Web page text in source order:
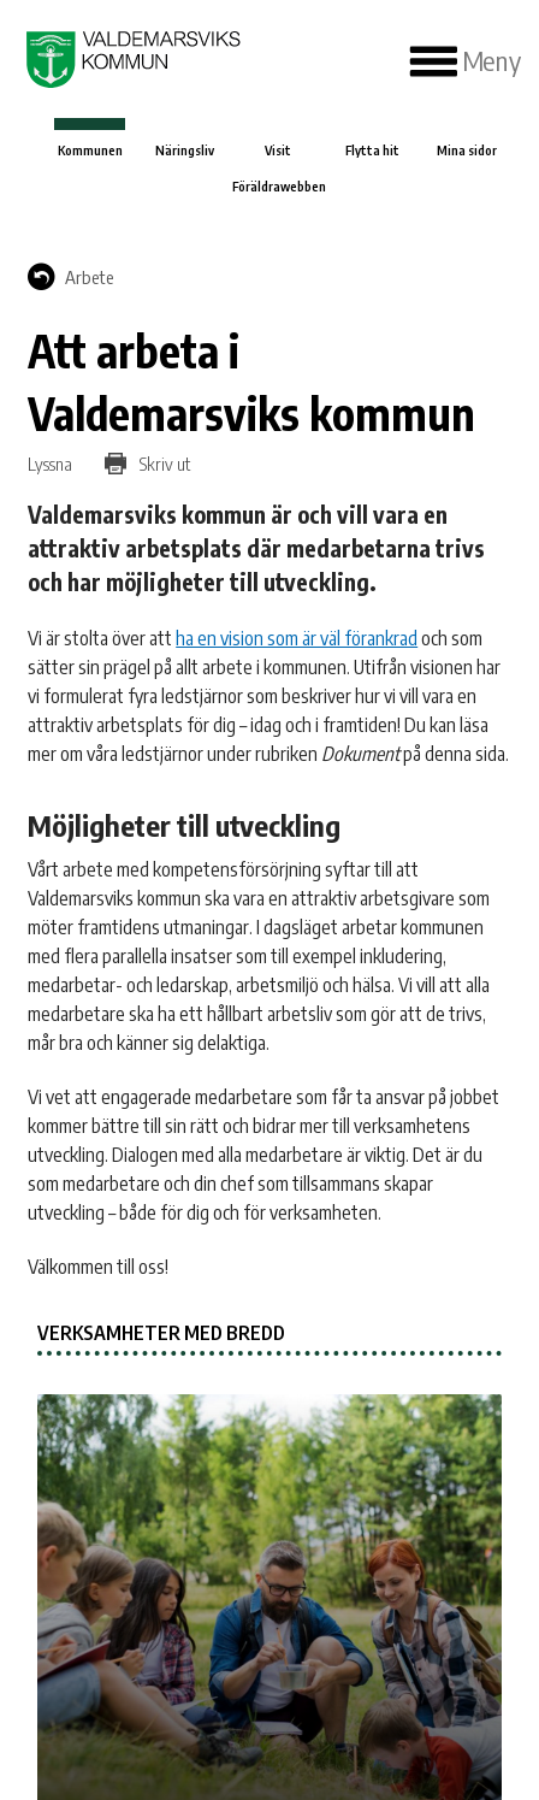
Meny
Kommunen Näringsliv Visit Flytta hit Mina sidor
Föräldrawebben
Arbete
Att arbeta i
Valdemarsviks kommun
Lyssna Skriv ut
Valdemarsviks kommun är och vill vara en
attraktiv arbetsplats där medarbetarna trivs
och har möjligheter till utveckling.
Vi är stolta över attha en vision som är väl förankrad och som
sätter sin prägel på allt arbete i kommunen. Utifrån visionen har
vi formulerat fyra ledstjärnor som beskriver hur vi vill vara en
attraktiv arbetsplats för dig – idag och i framtiden! Du kan läsa
mer om våra ledstjärnor under rubriken Dokumentpå denna sida.
Möjligheter till utveckling
Vårt arbete med kompetensförsörjning syftar till att
Valdemarsviks kommun ska vara en attraktiv arbetsgivare som
möter framtidens utmaningar. I dagsläget arbetar kommunen
med flera parallella insatser som till exempel inkludering,
medarbetar- och ledarskap, arbetsmiljö och hälsa. Vi vill att alla
medarbetare ska ha ett hållbart arbetsliv som gör att de trivs,
mår bra och känner sig delaktiga.
Vi vet att engagerade medarbetare som får ta ansvar på jobbet
kommer bättre till sin rätt och bidrar mer till verksamhetens
utveckling. Dialogen med alla medarbetare är viktig. Det är du
som medarbetare och din chef som tillsammans skapar
utveckling – både för dig och för verksamheten.
Välkommen till oss!
VERKSAMHETER MED BREDD